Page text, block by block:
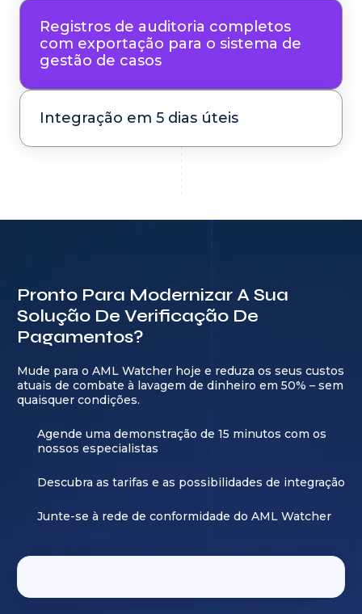
Registros de auditoria completos
com exportação para o sistema de
gestão de casos
Integração em 5 dias úteis
Pronto Para Modernizar A Sua
Solução De Verificação De
Pagamentos?
Mude para o AML Watcher hoje e reduza os seus custos
atuais de combate à lavagem de dinheiro em 50% – sem
quaisquer condições.
Agende uma demonstração de 15 minutos com os
nossos especialistas
Descubra as tarifas e as possibilidades de integração
Junte-se à rede de conformidade do AML Watcher